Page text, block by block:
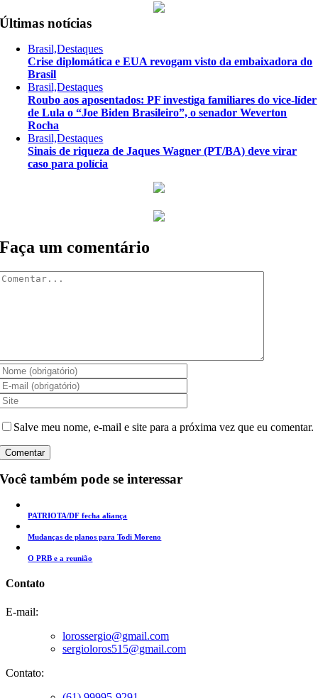
Últimas notícias
Brasil,Destaques
Crise diplomática e EUA revogam visto da embaixadora do
Brasil
Brasil,Destaques
Roubo aos aposentados: PF investiga familiares do vice-líder
de Lula o “Joe Biden Brasileiro”, o senador Weverton
Rocha
Brasil,Destaques
Sinais de riqueza de Jaques Wagner (PT/BA) deve virar
caso para polícia
Faça um comentário
Salve meu nome, e-mail e site para a próxima vez que eu comentar.
Você também pode se interessar
PATRIOTA/DF fecha aliança
Mudanças de planos para Todi Moreno
O PRB e a reunião
Contato
E-mail:
lorossergio@gmail.com
sergioloros515@gmail.com
Contato: